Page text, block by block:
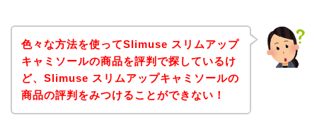
色々な方法を使ってSlimuse スリムアップ
キャミソールの商品を評判で探しているけ
ど、Slimuse スリムアップキャミソールの
商品の評判をみつけることができない！